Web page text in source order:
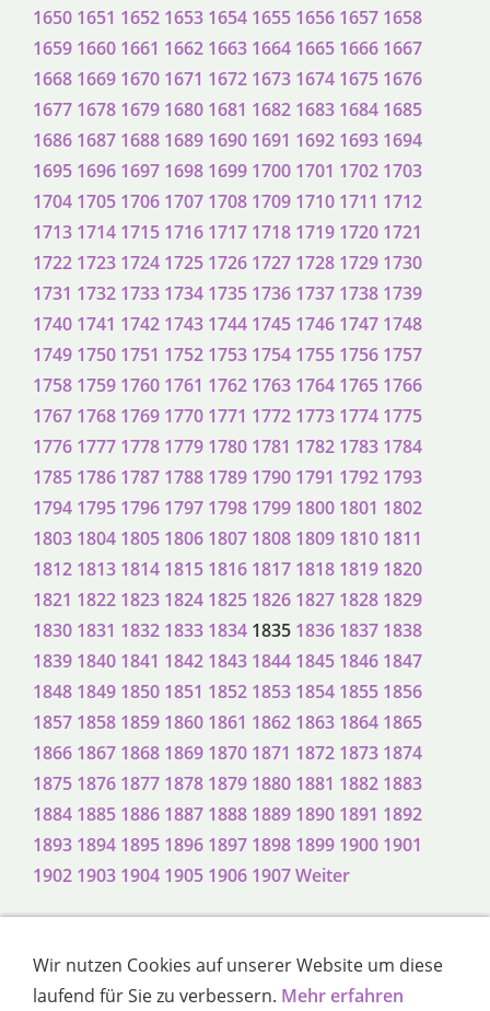
1650 1651 1652 1653 1654 1655 1656 1657 1658
1659 1660 1661 1662 1663 1664 1665 1666 1667
1668 1669 1670 1671 1672 1673 1674 1675 1676
1677 1678 1679 1680 1681 1682 1683 1684 1685
1686 1687 1688 1689 1690 1691 1692 1693 1694
1695 1696 1697 1698 1699 1700 1701 1702 1703
1704 1705 1706 1707 1708 1709 1710 1711 1712
1713 1714 1715 1716 1717 1718 1719 1720 1721
1722 1723 1724 1725 1726 1727 1728 1729 1730
1731 1732 1733 1734 1735 1736 1737 1738 1739
1740 1741 1742 1743 1744 1745 1746 1747 1748
1749 1750 1751 1752 1753 1754 1755 1756 1757
1758 1759 1760 1761 1762 1763 1764 1765 1766
1767 1768 1769 1770 1771 1772 1773 1774 1775
1776 1777 1778 1779 1780 1781 1782 1783 1784
1785 1786 1787 1788 1789 1790 1791 1792 1793
1794 1795 1796 1797 1798 1799 1800 1801 1802
1803 1804 1805 1806 1807 1808 1809 1810 1811
1812 1813 1814 1815 1816 1817 1818 1819 1820
1821 1822 1823 1824 1825 1826 1827 1828 1829
1830 1831 1832 1833 1834 1835 1836 1837 1838
1839 1840 1841 1842 1843 1844 1845 1846 1847
1848 1849 1850 1851 1852 1853 1854 1855 1856
1857 1858 1859 1860 1861 1862 1863 1864 1865
1866 1867 1868 1869 1870 1871 1872 1873 1874
1875 1876 1877 1878 1879 1880 1881 1882 1883
1884 1885 1886 1887 1888 1889 1890 1891 1892
1893 1894 1895 1896 1897 1898 1899 1900 1901
1902 1903 1904 1905 1906 1907Weiter
Impressum Haftungsausschluss
Sitemap
Wir nutzen Cookies auf unserer Website um diese
laufend für Sie zu verbessern. Mehr erfahren